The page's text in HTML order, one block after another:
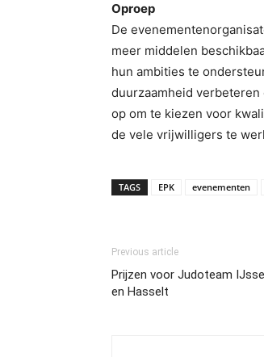
Oproep
De
meer middelen
hun ambities te
duurzaamheid
op om te kiezen voor
de vele vrijwilligers te
TAGS EPK evenementen
Previous article
Prijzen voor Judoteam
en Hasselt